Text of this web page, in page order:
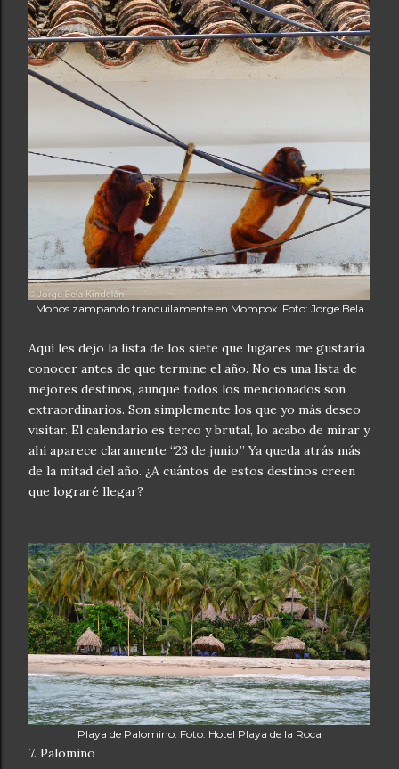
Monos zampando tranquilamente en Mompox. Foto: Jorge Bela
Aquí les dejo la lista de los siete que lugares me gustaría
conocer antes de que termine el año. No es una lista de
mejores destinos, aunque todos los mencionados son
extraordinarios. Son simplemente los que yo más deseo
visitar. El calendario es terco y brutal, lo acabo de mirar y
ahí aparece claramente “23 de junio.” Ya queda atrás más
de la mitad del año. ¿A cuántos de estos destinos creen
que lograré llegar?
Playa de Palomino. Foto: Hotel Playa de la Roca
7. Palomino